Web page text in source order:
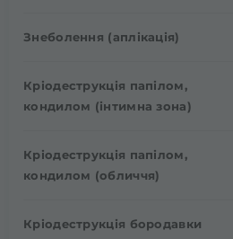
Знеболення (аплікація)
Кріодеструкція папілом,
кондилом (інтимна зона)
Кріодеструкція папілом,
кондилом (обличчя)
Кріодеструкція бородавки